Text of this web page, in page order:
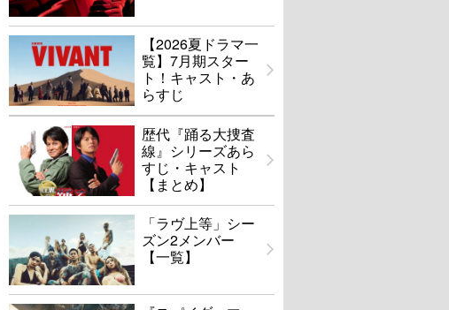
【2026夏ドラマ一
覧】7月期スター
ト！キャスト・あ
らすじ
歴代『踊る大捜査
線』シリーズあら
すじ・キャスト
【まとめ】
「ラヴ上等」シー
ズン2メンバー
【一覧】